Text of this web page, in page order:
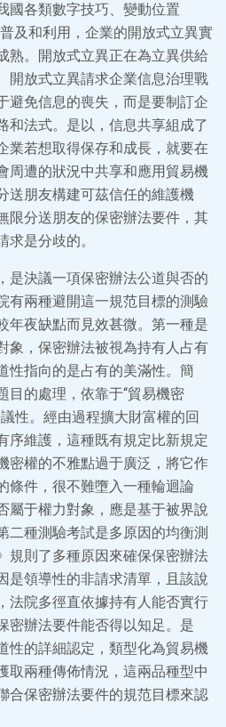
國各類數字技巧、變動位置
及和利用，企業的開放式立異實
熟。開放式立異正在為立異供給
開放式立異請求企業信息治理戰
避免信息的喪失，而是要制訂企
和法式。是以，信息共享組成了
業若想取得保存和成長，就要在
周遭的狀況中共享和應用貿易機
送朋友構建可茲信任的維護機
限分送朋友的保密辦法要件，其
求是分歧的。
是決議一項保密辦法公道與否的
有兩種避開這一規范目標的測驗
年夜缺點而見效甚微。第一種是
象，保密辦法被視為持有人占有
性指向的是占有的美滿性。簡
目的處理，依靠于“貿易機密
性。經由過程擴大財富權的回
序維護，這種既有規定比新規定
密權的不雅點過于廣泛，將它作
條件，很不難墮入一種輪迴論
屬于權力對象，應是基于被界說
二種測驗考試是多原因的均衡測
規則了多種原因來確保保密辦法
是領導性的非請求清單，且該說
法院多徑直依據持有人能否實行
密辦法要件能否得以知足。是
性的詳細認定，類型化為貿易機
取兩種傳佈情況，這兩品種型中
合保密辦法要件的規范目標來認